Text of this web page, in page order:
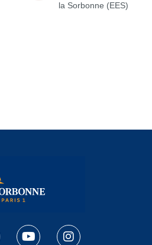
la Sorbonne (EES)